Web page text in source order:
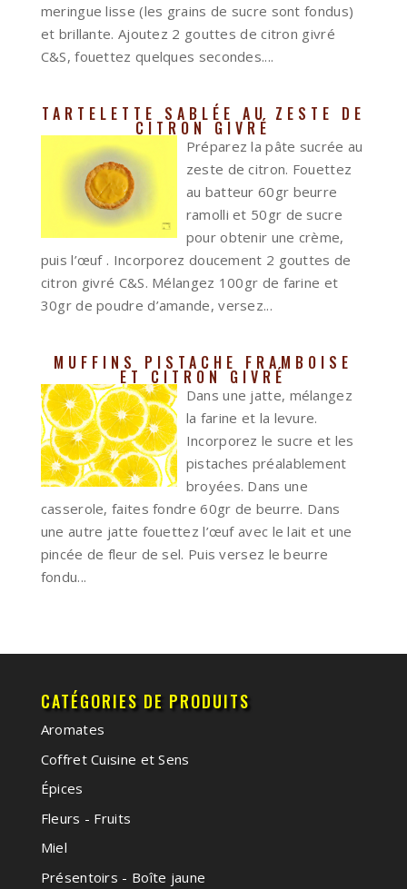
meringue lisse (les grains de sucre sont fondus)
et brillante. Ajoutez 2 gouttes de citron givré
C&S, fouettez quelques secondes....
TARTELETTE SABLÉE AU ZESTE DE
CITRON GIVRÉ
Préparez la pâte sucrée au
zeste de citron. Fouettez
au batteur 60gr beurre
ramolli et 50gr de sucre
pour obtenir une crème,
puis l’œuf . Incorporez doucement 2 gouttes de
citron givré C&S. Mélangez 100gr de farine et
30gr de poudre d’amande, versez...
MUFFINS PISTACHE FRAMBOISE
ET CITRON GIVRÉ
Dans une jatte, mélangez
la farine et la levure.
Incorporez le sucre et les
pistaches préalablement
broyées. Dans une
casserole, faites fondre 60gr de beurre. Dans
une autre jatte fouettez l’œuf avec le lait et une
pincée de fleur de sel. Puis versez le beurre
fondu...
CATÉGORIES DE PRODUITS
Aromates
Coffret Cuisine et Sens
Épices
Fleurs - Fruits
Miel
Présentoirs - Boîte jaune